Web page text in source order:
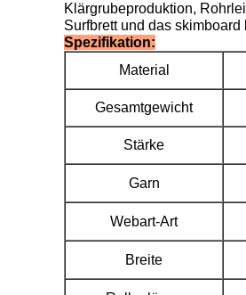
Klärgrubeproduktion,
Surfbrett und das
Spezifikation:
Material
Gesamtgewicht
Stärke
Garn
Webart-Art
Breite